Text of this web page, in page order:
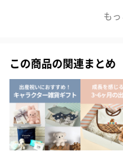
も
モスリンスワドル3枚入
この商品の関連まとめ